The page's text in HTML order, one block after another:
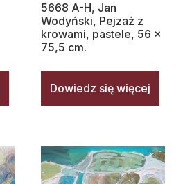
5668 A-H, Jan
Wodyński, Pejzaż z
krowami, pastele, 56 x
75,5 cm.
Dowiedz się więcej